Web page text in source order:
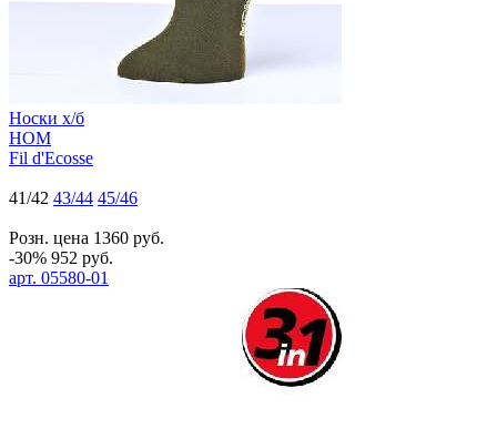
Носки х/б
HOM
Fil d'Ecosse
41/42 43/44 45/46
Розн. цена 1360 руб.
-30% 952 руб.
арт. 05580-01